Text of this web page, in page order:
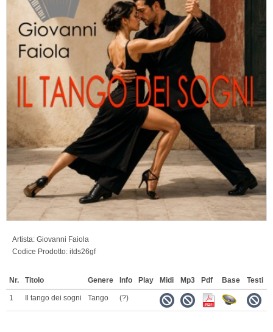
Artista: Giovanni Faiola
Codice Prodotto: itds26gf
Nr. Titolo Genere Info Play Midi Mp3 Pdf Base Testi
1 Il tango dei sogni Tango (?)